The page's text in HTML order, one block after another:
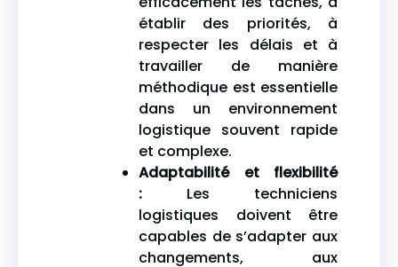
établir des priorités, à
respecter les délais et à
travailler de manière
méthodique est essentielle
dans un environnement
logistique souvent rapide
et complexe.
Adaptabilité et flexibilité
: Les techniciens
logistiques doivent être
capables de s’adapter aux
changements, aux